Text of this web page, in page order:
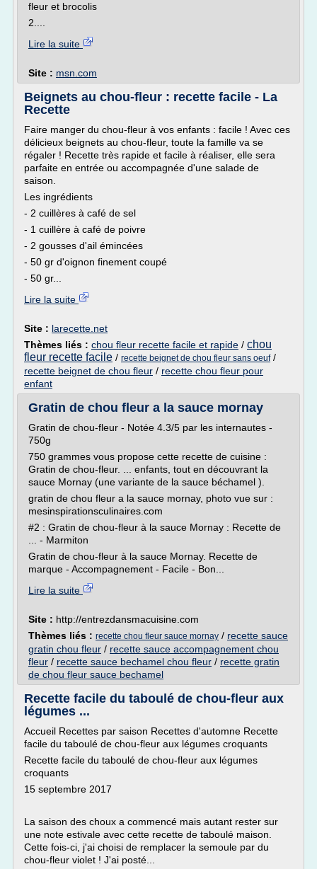
fleur et brocolis
2....
Lire la suite
Site : msn.com
Beignets au chou-fleur : recette facile - La
Recette
Faire manger du chou-fleur à vos enfants : facile ! Avec ces
délicieux beignets au chou-fleur, toute la famille va se
régaler ! Recette très rapide et facile à réaliser, elle sera
parfaite en entrée ou accompagnée d'une salade de
saison.
Les ingrédients
- 2 cuillères à café de sel
- 1 cuillère à café de poivre
- 2 gousses d'ail émincées
- 50 gr d'oignon finement coupé
- 50 gr...
Lire la suite
Site : larecette.net
Thèmes liés : chou fleur recette facile et rapide / chou
fleur recette facile / recette beignet de chou fleur sans oeuf/
recette beignet de chou fleur / recette chou fleur pour
enfant
Gratin de chou fleur a la sauce mornay
Gratin de chou-fleur - Notée 4.3/5 par les internautes -
750g
750 grammes vous propose cette recette de cuisine :
Gratin de chou-fleur. ... enfants, tout en découvrant la
sauce Mornay (une variante de la sauce béchamel ).
gratin de chou fleur a la sauce mornay, photo vue sur :
mesinspirationsculinaires.com
#2 : Gratin de chou-fleur à la sauce Mornay : Recette de
... - Marmiton
Gratin de chou-fleur à la sauce Mornay. Recette de
marque - Accompagnement - Facile - Bon...
Lire la suite
Site : http://entrezdansmacuisine.com
Thèmes liés : recette chou fleur sauce mornay / recette sauce
gratin chou fleur / recette sauce accompagnement chou
fleur / recette sauce bechamel chou fleur / recette gratin
de chou fleur sauce bechamel
Recette facile du taboulé de chou-fleur aux
légumes ...
Accueil Recettes par saison Recettes d'automne Recette
facile du taboulé de chou-fleur aux légumes croquants
Recette facile du taboulé de chou-fleur aux légumes
croquants
15 septembre 2017
La saison des choux a commencé mais autant rester sur
une note estivale avec cette recette de taboulé maison.
Cette fois-ci, j'ai choisi de remplacer la semoule par du
chou-fleur violet ! J'ai posté...